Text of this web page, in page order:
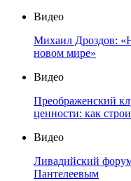
Видео
Михаил Дроздов:
новом мире»
Видео
Преображенский
ценности: как
Видео
Ливадийский
Пантелеевым